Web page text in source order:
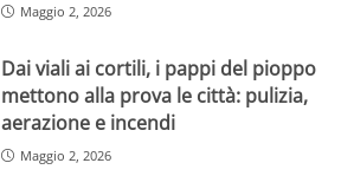
Maggio 2, 2026
Dai viali ai cortili, i pappi del pioppo
mettono alla prova le città: pulizia,
aerazione e incendi
Maggio 2, 2026